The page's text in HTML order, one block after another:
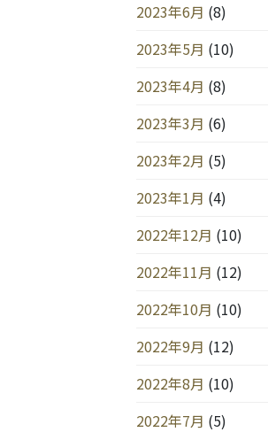
2023年6月 (8)
2023年5月 (10)
2023年4月 (8)
2023年3月 (6)
2023年2月 (5)
2023年1月 (4)
2022年12月 (10)
2022年11月 (12)
2022年10月 (10)
2022年9月 (12)
2022年8月 (10)
2022年7月 (5)